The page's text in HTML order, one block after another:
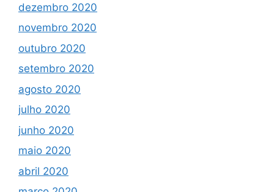
dezembro 2020
novembro 2020
outubro 2020
setembro 2020
agosto 2020
julho 2020
junho 2020
maio 2020
abril 2020